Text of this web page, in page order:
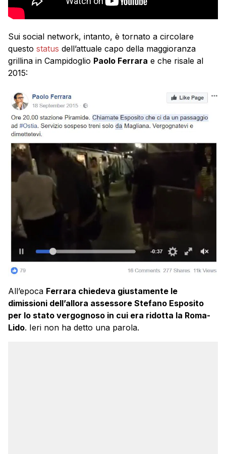
Sui social network, intanto, è tornato a circolare
questo status dell’attuale capo della maggioranza
grillina in Campidoglio Paolo Ferrara e che risale al
2015:
All’epoca Ferrara chiedeva giustamente le
dimissioni dell’allora assessore Stefano Esposito
per lo stato vergognoso in cui era ridotta la Roma-
Lido. Ieri non ha detto una parola.